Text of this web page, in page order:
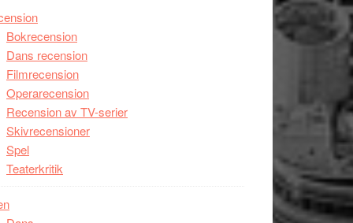
Bokrecension
Dans recension
Filmrecension
Operarecension
Recension av TV-serier
Skivrecensioner
Spel
Teaterkritik